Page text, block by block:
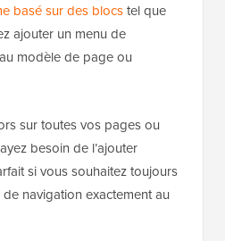
basé sur des blocstel que
ajouter un menu de
modèle de page ou
sur toutes vos pages ou
besoin de l’ajouter
si vous souhaitez toujours
navigation exactement au